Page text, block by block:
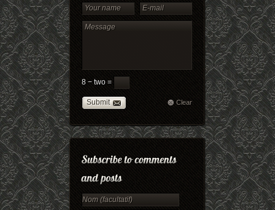
8 − two =
Submit Clear